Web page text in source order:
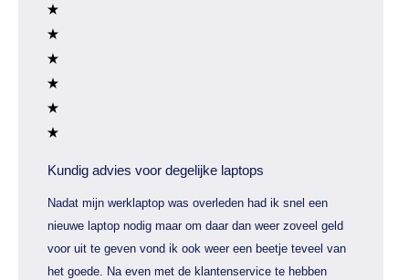
Kundig advies voor degelijke laptops
Nadat mijn werklaptop was overleden had ik snel een
nieuwe laptop nodig maar om daar dan weer zoveel geld
voor uit te geven vond ik ook weer een beetje teveel van
het goede. Na even met de klantenservice te hebben